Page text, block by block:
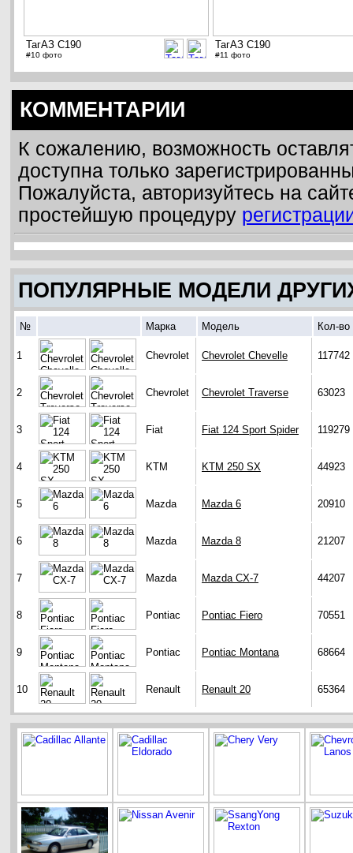
ТагАЗ C190
#10 фото
ТагАЗ C190
#11 фото
КОММЕНТАРИИ
К сожалению, возможность
доступна только
Пожалуйста, авторизуйтесь на
простейшую процедуру
ПОПУЛЯРНЫЕ МОДЕЛИ
№ Марка Модель Кол-во
1 Chevrolet Chevrolet Chevelle 117742
2 Chevrolet Chevrolet Traverse 63023
3 Fiat Fiat 124 Sport Spider 119279
4 KTM KTM 250 SX 44923
5 Mazda Mazda 6 20910
6 Mazda Mazda 8 21207
7 Mazda Mazda CX-7 44207
8 Pontiac Pontiac Fiero 70551
9 Pontiac Pontiac Montana 68664
10 Renault Renault 20 65364